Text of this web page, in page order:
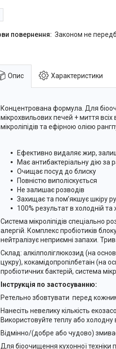
Законом не
Опис Характеристики
Концентрована формула. Для
мікрохвильових печей + миття
мікроліпідів та ефірною олією
Ефективно видаляє жир,
Має антибактеріальну дію за
Очищає посуд до блиску
Повністю виполіскується
Не залишає розводів
Захищає та пом’якшує шкіру
100% результат в холодній та
Система мікроліпідів спеціально
алергій. Комплекс пробіотиків
нейтралізує неприємні запахи.
Склад: алкілполіглюкозид (на
цукру), кокамідопропілбетаін (на
пробіотичних бактерій, система
Інструкція по застосуванню:
Ретельно збовтувати перед
Нанесіть невелику кількість
Використовуйте теплу або холодну
Відмінно/(добре або чудово)
Для біоочищення кухонної техніки